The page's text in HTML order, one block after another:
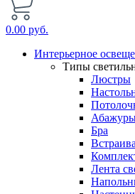
0.00 руб.
Интерьерное
Типы
Люстры
Бра
Лента